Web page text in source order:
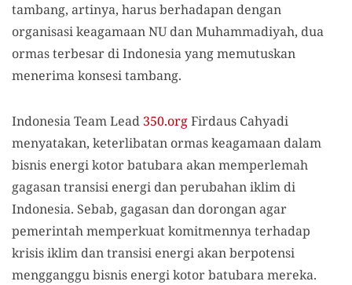
tambang, artinya, harus berhadapan dengan
organisasi keagamaan NU dan Muhammadiyah, dua
ormas terbesar di Indonesia yang memutuskan
menerima konsesi tambang.
Indonesia Team Lead 350.orgFirdaus Cahyadi
menyatakan, keterlibatan ormas keagamaan dalam
bisnis energi kotor batubara akan memperlemah
gagasan transisi energi dan perubahan iklim di
Indonesia. Sebab, gagasan dan dorongan agar
pemerintah memperkuat komitmennya terhadap
krisis iklim dan transisi energi akan berpotensi
mengganggu bisnis energi kotor batubara mereka.